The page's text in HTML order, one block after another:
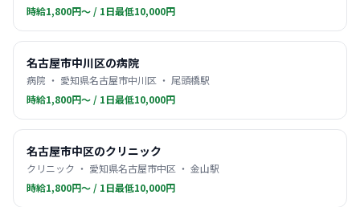
時給1,800円〜 / 1日最低10,000円
名古屋市中川区の病院
病院 ・ 愛知県名古屋市中川区 ・ 尾頭橋駅
時給1,800円〜 / 1日最低10,000円
名古屋市中区のクリニック
クリニック ・ 愛知県名古屋市中区 ・ 金山駅
時給1,800円〜 / 1日最低10,000円